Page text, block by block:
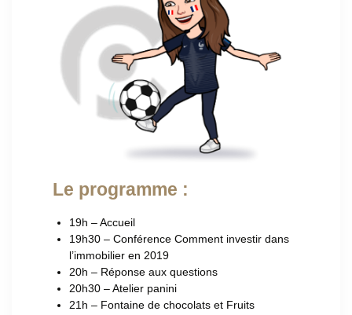
Le programme :
19h – Accueil
19h30 – Conférence Comment investir dans
l’immobilier en 2019
20h – Réponse aux questions
20h30 – Atelier panini
21h – Fontaine de chocolats et Fruits